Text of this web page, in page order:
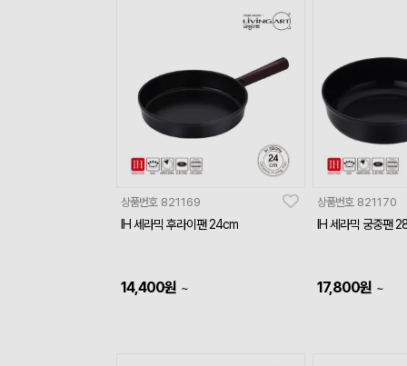
상품번호 821169
IH 세라믹 후라이팬 24cm
14,400원 ~
상품번호 821170
IH 세라믹 궁중팬
17,800원 ~